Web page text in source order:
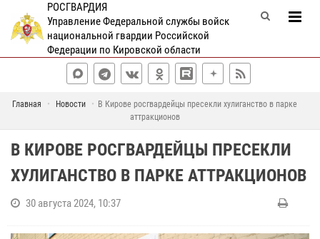
РОСГВАРДИЯ
Управление Федеральной службы войск
национальной гвардии Российской
Федерации по Кировской области
Главная Новости
В Кирове росгвардейцы пресекли хулиганство в парке
аттракционов
В КИРОВЕ РОСГВАРДЕЙЦЫ ПРЕСЕКЛИ
ХУЛИГАНСТВО В ПАРКЕ АТТРАКЦИОНОВ
30 августа 2024, 10:37